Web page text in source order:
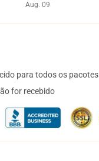
Aug. 09
para todos os pacotes
for recebido